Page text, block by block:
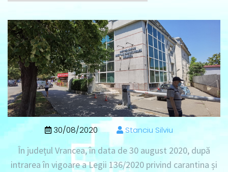
30/08/2020 Stanciu Silviu
În județul Vrancea, în data de 30 august 2020, după
intrarea în vigoare a Legii 136/2020 privind carantina și